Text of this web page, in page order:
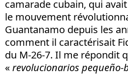
camarade cubain, qui
le mouvement
Guantanamo depuis les
comment il caractérisait
du M-26-7. Il me répondit
«revolucionarios pequeño-